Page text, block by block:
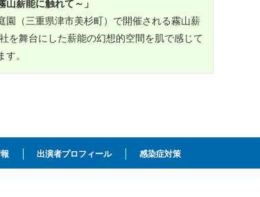
薪能に触れて～」
園（三重県津市美杉町）で開催される霧山薪
を舞台にした薪能の幻想的空間を肌で感じて
。
出演者プロフィール 感染症対策